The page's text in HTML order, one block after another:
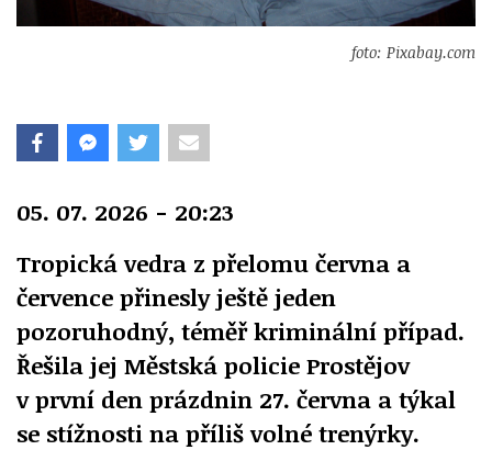
foto: Pixabay.com
05. 07. 2026 - 20:23
Tropická vedra z přelomu června a
července přinesly ještě jeden
pozoruhodný, téměř kriminální případ.
Řešila jej Městská policie Prostějov
v první den prázdnin 27. června a týkal
se stížnosti na příliš volné trenýrky.